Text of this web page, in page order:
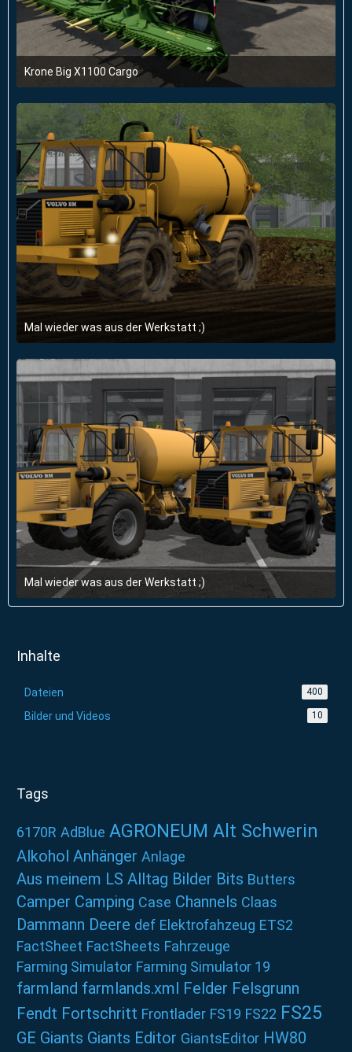
Krone Big X1100 Cargo
22. April 2025 um 20:10
Mal wieder was aus der Werkstatt ;)
26. April 2018 um 17:31
Mal wieder was aus der Werkstatt ;)
26. April 2018 um 17:31
Inhalte
Dateien 400
Bilder und Videos 10
Tags
6170R AdBlue AGRONEUM Alt Schwerin
Alkohol Anhänger Anlage
Aus meinem LS Alltag Bilder Bits Butters
Camper Camping Case Channels Claas
Dammann Deere def Elektrofahzeug ETS2
FactSheet FactSheets Fahrzeuge
Farming Simulator Farming Simulator 19
farmland farmlands.xml Felder Felsgrunn
Fendt Fortschritt Frontlader FS19 FS22 FS25
GE Giants Giants Editor GiantsEditor HW80